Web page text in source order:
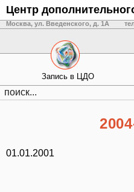
Центр
Москва, ул. Введенского, д. 1А
Запись в ЦДО
01.01.2001